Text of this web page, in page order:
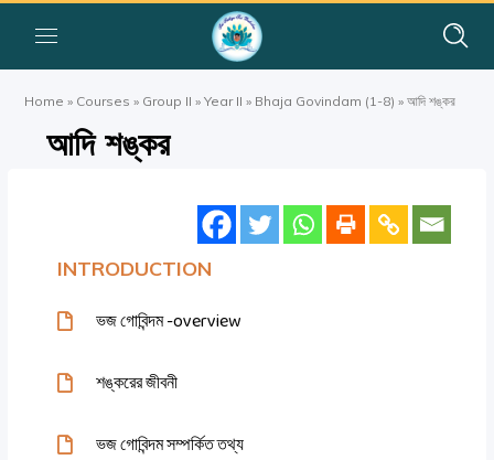
Home » Courses » Group II »Year II » Bhaja Govindam (1-8) »আদি শঙ্কর
আদি শঙ্কর
INTRODUCTION
ভজ গোবিন্দম -overview
শঙ্করের জীবনী
ভজ গোবিন্দম সম্পর্কিত তথ্য